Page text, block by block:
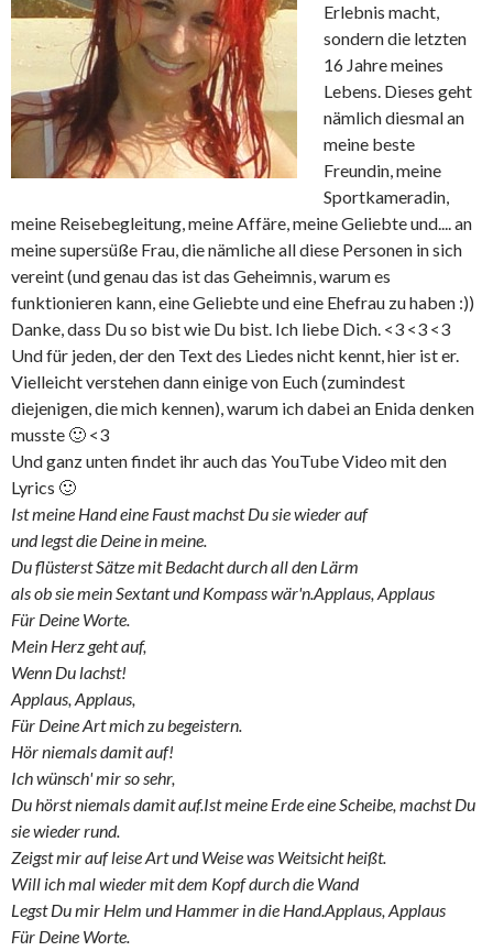
Erlebnis macht,
sondern die letzten
16 Jahre meines
Lebens. Dieses geht
nämlich diesmal an
meine beste
Freundin, meine
Sportkameradin,
meine Reisebegleitung, meine Affäre, meine Geliebte und.... an
meine supersüße Frau, die nämliche all diese Personen in sich
vereint (und genau das ist das Geheimnis, warum es
funktionieren kann, eine Geliebte und eine Ehefrau zu haben :))
Danke, dass Du so bist wie Du bist. Ich liebe Dich. <3 <3 <3
Und für jeden, der den Text des Liedes nicht kennt, hier ist er.
Vielleicht verstehen dann einige von Euch (zumindest
diejenigen, die mich kennen), warum ich dabei an Enida denken
musste 🙂 <3
Und ganz unten findet ihr auch das YouTube Video mit den
Lyrics 🙂
Ist meine Hand eine Faust machst Du sie wieder auf
und legst die Deine in meine.
Du flüsterst Sätze mit Bedacht durch all den Lärm
als ob sie mein Sextant und Kompass wär'n.Applaus, Applaus
Für Deine Worte.
Mein Herz geht auf,
Wenn Du lachst!
Applaus, Applaus,
Für Deine Art mich zu begeistern.
Hör niemals damit auf!
Ich wünsch' mir so sehr,
Du hörst niemals damit auf.Ist meine Erde eine Scheibe, machst Du
sie wieder rund.
Zeigst mir auf leise Art und Weise was Weitsicht heißt.
Will ich mal wieder mit dem Kopf durch die Wand
Legst Du mir Helm und Hammer in die Hand.Applaus, Applaus
Für Deine Worte.